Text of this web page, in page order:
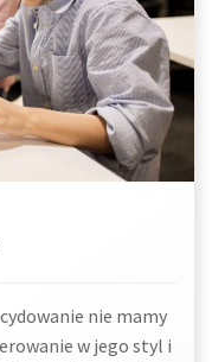
nie mamy
w jego styl i